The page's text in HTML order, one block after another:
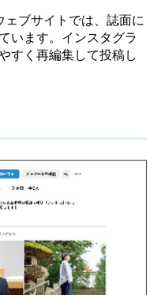
ブサイトでは、誌面に
います。インスタグラ
すく再編集して投稿し